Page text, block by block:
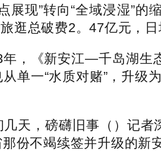
展现”转向“全域浸湿”
逛总破费2。47亿元，日
，《新安江—千岛湖生
单一“水质对赌”，升级
，磅礴旧事（）记者
份不竭续签并升级的新